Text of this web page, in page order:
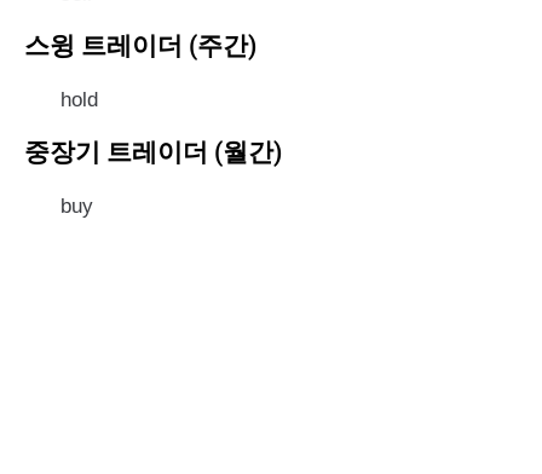
스윙 트레이더 (주간)
hold
중장기 트레이더 (월간)
buy